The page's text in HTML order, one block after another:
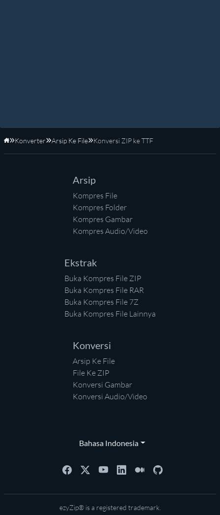
Beranda
Konverter Arsip Ke File Konversi ZIP ke TTF
Arsip
Kompres File
Kompres Folder
Kompres Gambar
Kompres Audio/Video
Ekstrak
Buka Kompres File ZIP
Buka Kompres File RAR
Buka Kompres File 7Z
Buka Kompres File Lainnya
Konversi
Arsip Ke File
File Ke ZIP
Konversi Gambar
Konversi Audio/Video
Bahasa Indonesia
ezyZip® is a registered trademark.